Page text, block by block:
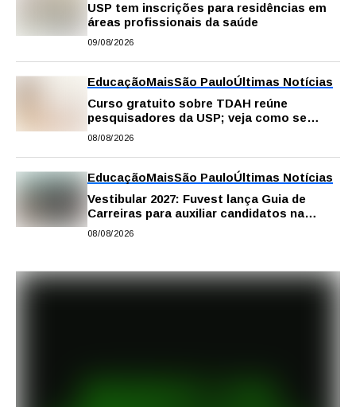
USP tem inscrições para residências em
áreas profissionais da saúde
09/08/2026
EducaçãoMaisSão PauloÚltimas Notícias
Curso gratuito sobre TDAH reúne
pesquisadores da USP; veja como se
inscrever
08/08/2026
EducaçãoMaisSão PauloÚltimas Notícias
Vestibular 2027: Fuvest lança Guia de
Carreiras para auxiliar candidatos na
escolha da profissão
08/08/2026